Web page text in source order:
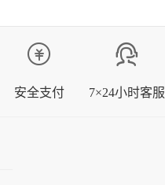
安全支付 7×24小时客服